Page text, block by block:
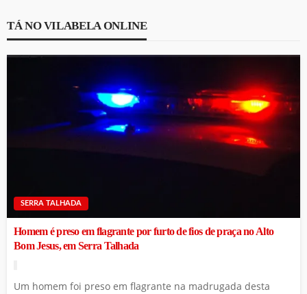
TÁ NO VILABELA ONLINE
SERRA TALHADA
Homem é preso em flagrante por furto de fios de praça no Alto
Bom Jesus, em Serra Talhada
Um homem foi preso em flagrante na madrugada desta